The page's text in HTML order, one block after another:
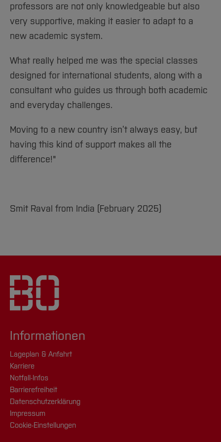
Arbeiten im FB G
Forschung und Projekte
International
Team
Service
Studiengänge
Studieninteressierte
Aktuelles
Studium
Fachgruppen
Forschung und Entwicklung
International
Team
Service
Amtliche Bekanntmachungen
Notfall-Infos
BO Shop
Familiengerechte Hochschule
Gleichstellung
Diskriminierungsfreie Hochschule
Vertretungen
Wahlen
Hochschulbibliothek
Hochschulkommunikation
International Office
Medienzentrum
qed-Stiftung
Zentrale Studienberatung
professors are not only knowledgeable but also
very supportive, making it easier to adapt to a
new academic system.
What really helped me was the special classes
designed for international students, along with a
consultant who guides us through both academic
and everyday challenges.
Moving to a new country isn’t always easy, but
having this kind of support makes all the
difference!"
Smit Raval from India (February 2025)
Informationen
Lageplan & Anfahrt
Karriere
Notfall-Infos
Barrierefreiheit
Datenschutzerklärung
Impressum
Cookie-Einstellungen